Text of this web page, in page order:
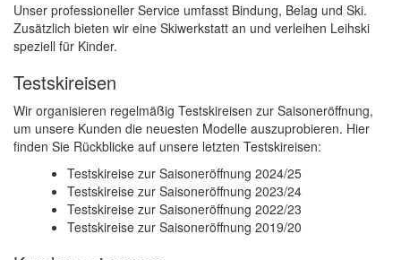
Unser professioneller Service umfasst Bindung, Belag und Ski.
Zusätzlich bieten wir eine Skiwerkstatt an und verleihen Leihski
speziell für Kinder.
Testskireisen
Wir organisieren regelmäßig Testskireisen zur Saisoneröffnung,
um unsere Kunden die neuesten Modelle auszuprobieren. Hier
finden Sie Rückblicke auf unsere letzten Testskireisen:
Testskireise zur Saisoneröffnung 2024/25
Testskireise zur Saisoneröffnung 2023/24
Testskireise zur Saisoneröffnung 2022/23
Testskireise zur Saisoneröffnung 2019/20